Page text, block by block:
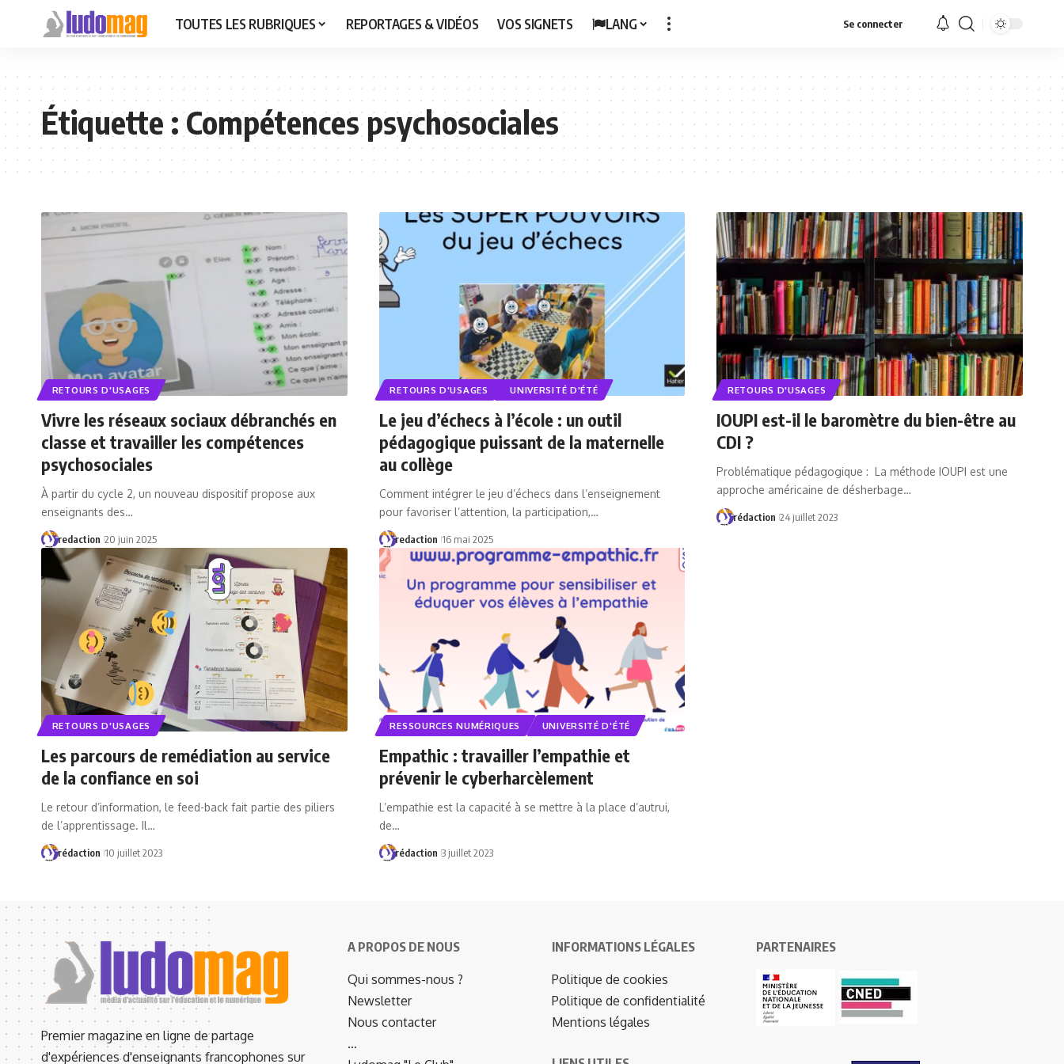
TOUTES LES RUBRIQUES REPORTAGES & VIDÉOS VOS SIGNETS LANG Se connecter
Étiquette :Compétences psychosociales
RETOURS D'USAGES
Vivre les réseaux sociaux débranchés en
classe et travailler les compétences
psychosociales
À partir du cycle 2, un nouveau dispositif propose aux
enseignants des…
redaction 20 juin 2025
RETOURS D'USAGES UNIVERSITÉ D'ÉTÉ
Le jeu d’échecs à l’école : un outil
pédagogique puissant de la maternelle
au collège
Comment intégrer le jeu d’échecs dans l’enseignement
pour favoriser l’attention, la participation,…
redaction 16 mai 2025
RETOURS D'USAGES
IOUPI est-il le baromètre du bien-être au
CDI ?
Problématique pédagogique : La méthode IOUPI est une
approche américaine de désherbage…
rédaction 24 juillet 2023
RETOURS D'USAGES
Les parcours de remédiation au service
de la confiance en soi
Le retour d’information, le feed-back fait partie des piliers
de l’apprentissage. Il…
rédaction 10 juillet 2023
RESSOURCES NUMÉRIQUES UNIVERSITÉ D'ÉTÉ
Empathic : travailler l’empathie et
prévenir le cyberharcèlement
L’empathie est la capacité à se mettre à la place d’autrui,
de…
rédaction 3 juillet 2023
Premier magazine en ligne de partage
d'expériences d'enseignants francophones sur
A PROPOS DE NOUS
Qui sommes-nous ?
Newsletter
Nous contacter
…
INFORMATIONS LÉGALES
Politique de cookies
Politique de confidentialité
Mentions légales
PARTENAIRES